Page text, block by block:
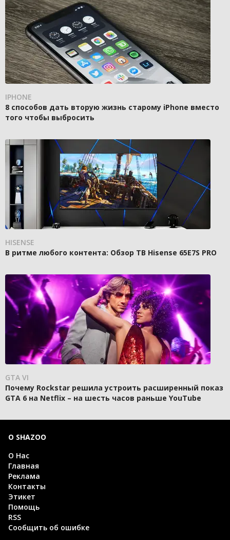
IPHONE
8 способов дать вторую жизнь старому iPhone вместо
того чтобы выбросить
HISENSE
В ритме любого контента: Обзор ТВ Hisense 65E7S PRO
GTA VI
Почему Rockstar решила устроить расширенный показ
GTA 6 на Netflix – на шесть часов раньше YouTube
О SHAZOO
О Нас
Главная
Реклама
Контакты
Этикет
Помощь
RSS
Сообщить об ошибке